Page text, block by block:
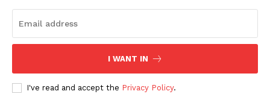
I WANT IN
I've read and accept the Privacy Policy.